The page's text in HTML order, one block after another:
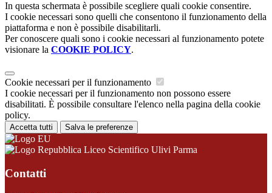
In questa schermata è possibile scegliere quali cookie consentire.
I cookie necessari sono quelli che consentono il funzionamento della
piattaforma e non è possibile disabilitarli.
Per conoscere quali sono i cookie necessari al funzionamento potete
visionare la COOKIE POLICY.
Cookie necessari per il funzionamento
I cookie necessari per il funzionamento non possono essere
disabilitati. È possibile consultare l'elenco nella pagina della cookie
policy.
Accetta tutti Salva le preferenze
Liceo Scientifico Ulivi Parma
Contatti